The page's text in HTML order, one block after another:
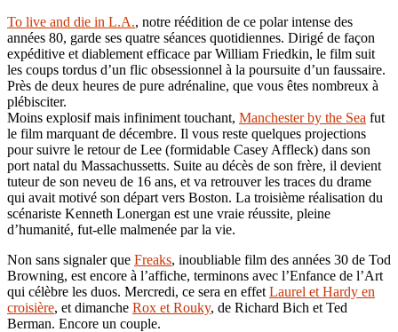
To live and die in L.A., notre réédition de ce polar intense des
années 80, garde ses quatre séances quotidiennes. Dirigé de façon
expéditive et diablement efficace par William Friedkin, le film suit
les coups tordus d’un flic obsessionnel à la poursuite d’un faussaire.
Près de deux heures de pure adrénaline, que vous êtes nombreux à
plébisciter.
Moins explosif mais infiniment touchant, Manchester by the Sea fut
le film marquant de décembre. Il vous reste quelques projections
pour suivre le retour de Lee (formidable Casey Affleck) dans son
port natal du Massachussetts. Suite au décès de son frère, il devient
tuteur de son neveu de 16 ans, et va retrouver les traces du drame
qui avait motivé son départ vers Boston. La troisième réalisation du
scénariste Kenneth Lonergan est une vraie réussite, pleine
d’humanité, fut-elle malmenée par la vie.
Non sans signaler que Freaks, inoubliable film des années 30 de Tod
Browning, est encore à l’affiche, terminons avec l’Enfance de l’Art
qui célèbre les duos. Mercredi, ce sera en effet Laurel et Hardy en
croisière, et dimanche Rox et Rouky, de Richard Bich et Ted
Berman. Encore un couple.